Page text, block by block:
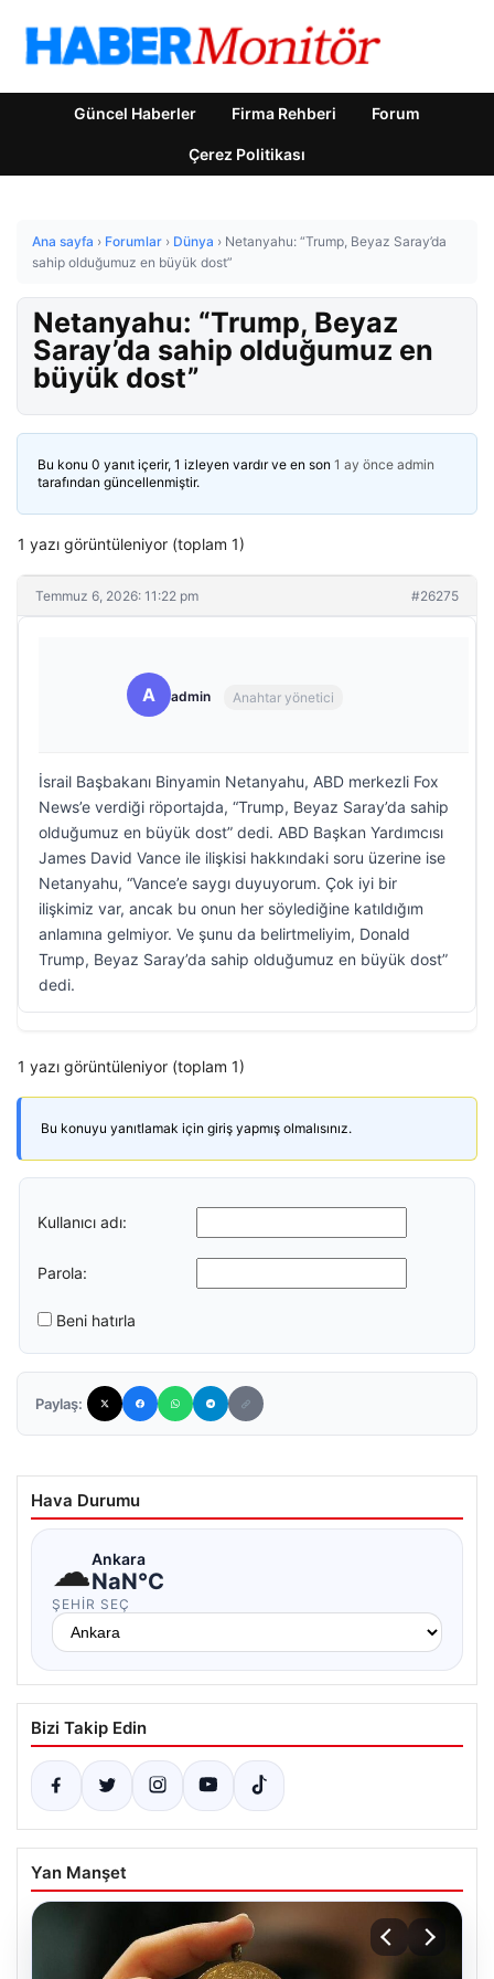
Güncel Haberler Firma Rehberi Forum
Çerez Politikası
Ana sayfa › Forumlar › Dünya › Netanyahu: “Trump, Beyaz Saray’da
sahip olduğumuz en büyük dost”
Netanyahu: “Trump, Beyaz
Saray’da sahip olduğumuz en
büyük dost”
Bu konu 0 yanıt içerir, 1 izleyen vardır ve en son 1 ay önce admin
tarafından güncellenmiştir.
1 yazı görüntüleniyor (toplam 1)
Temmuz 6, 2026: 11:22 pm #26275
A admin Anahtar yönetici
İsrail Başbakanı Binyamin Netanyahu, ABD merkezli Fox
News’e verdiği röportajda, “Trump, Beyaz Saray’da sahip
olduğumuz en büyük dost” dedi. ABD Başkan Yardımcısı
James David Vance ile ilişkisi hakkındaki soru üzerine ise
Netanyahu, “Vance’e saygı duyuyorum. Çok iyi bir
ilişkimiz var, ancak bu onun her söylediğine katıldığım
anlamına gelmiyor. Ve şunu da belirtmeliyim, Donald
Trump, Beyaz Saray’da sahip olduğumuz en büyük dost”
dedi.
1 yazı görüntüleniyor (toplam 1)
Bu konuyu yanıtlamak için giriş yapmış olmalısınız.
Kullanıcı adı:
Parola:
Beni hatırla
Paylaş:
Hava Durumu
☁Ankara
NaN°C
ŞEHIR SEÇ
Bizi Takip Edin
Yan Manşet